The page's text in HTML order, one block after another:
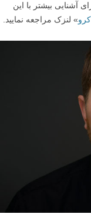
آشنایی بیشتر با این
» لنزک مراجعه نمایید.